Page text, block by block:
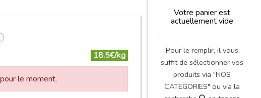
18.5€/kg
le moment.
Votre panier est
actuellement vide
Pour le remplir, il vous
suffit de sélectionner vos
produits via "NOS
CATEGORIES" ou via la